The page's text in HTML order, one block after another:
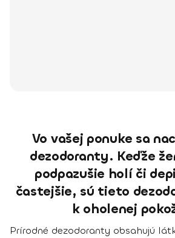
Vo vašej ponuke sa
dezodoranty. Keďže
podpazušie holí či
častejšie, sú tieto
k oholenej
Prírodné dezodoranty obsahujú